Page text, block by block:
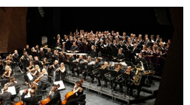
I
SAKSOFONY
20.08.2023